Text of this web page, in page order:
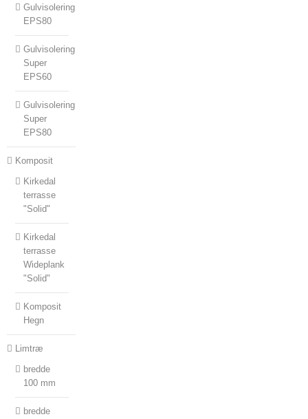
Gulvisolering
EPS80
Gulvisolering
Super
EPS60
Gulvisolering
Super
EPS80
Komposit
Kirkedal
terrasse
"Solid"
Kirkedal
terrasse
Wideplank
"Solid"
Komposit
Hegn
Limtræ
bredde
100 mm
bredde